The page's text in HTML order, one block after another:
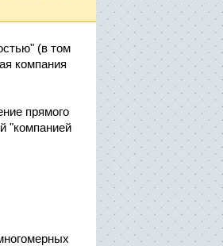
(в том
компания
прямого
"компанией